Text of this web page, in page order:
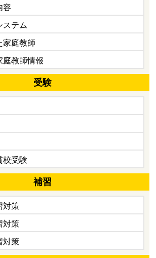
容
ステム
家庭教師
庭教師情報
受験
校受験
補習
対策
対策
対策